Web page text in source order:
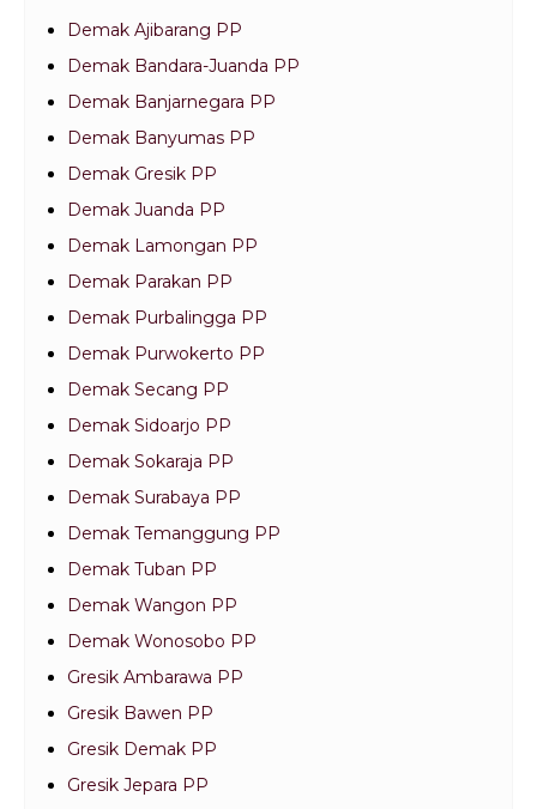
Demak Ajibarang PP
Demak Bandara-Juanda PP
Demak Banjarnegara PP
Demak Banyumas PP
Demak Gresik PP
Demak Juanda PP
Demak Lamongan PP
Demak Parakan PP
Demak Purbalingga PP
Demak Purwokerto PP
Demak Secang PP
Demak Sidoarjo PP
Demak Sokaraja PP
Demak Surabaya PP
Demak Temanggung PP
Demak Tuban PP
Demak Wangon PP
Demak Wonosobo PP
Gresik Ambarawa PP
Gresik Bawen PP
Gresik Demak PP
Gresik Jepara PP